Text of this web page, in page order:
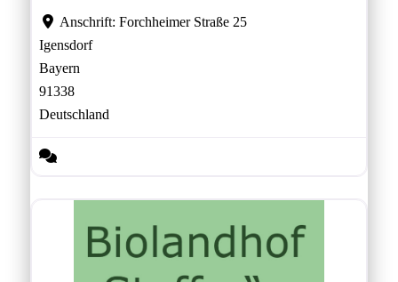
Anschrift: Forchheimer Straße 25
Igensdorf
Bayern
91338
Deutschland